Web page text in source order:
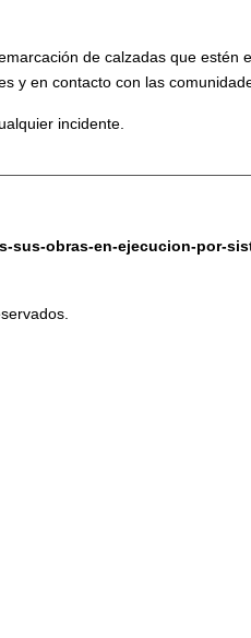
de calzadas que estén
y en contacto con las
incidente.
sus-obras-en-ejecucion-por-